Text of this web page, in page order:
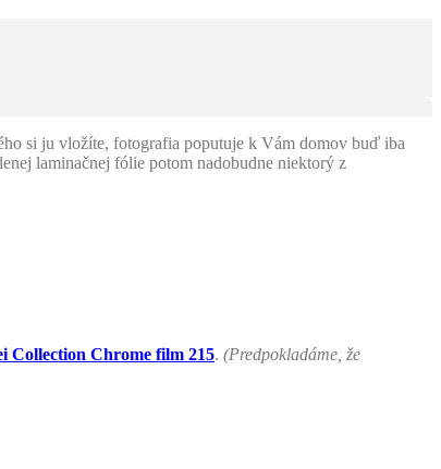
si ju vložíte, fotografia poputuje k Vám domov buď iba
laminačnej fólie potom nadobudne niektorý z
Collection Chrome film 215. (Predpokladáme, že